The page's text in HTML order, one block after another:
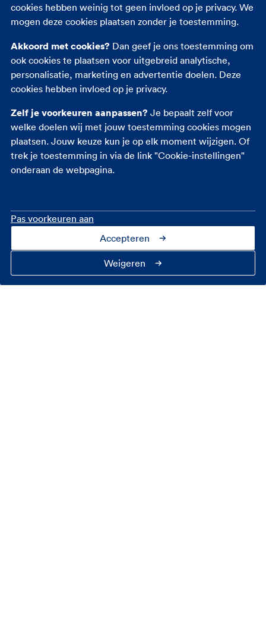
cookies hebben weinig tot geen invloed op je privacy. We
mogen deze cookies plaatsen zonder je toestemming.
Akkoord met cookies? Dan geef je ons toestemming om
ook cookies te plaatsen voor uitgebreid analytische,
personalisatie, marketing en advertentie doelen. Deze
cookies hebben invloed op je privacy.
Zelf je voorkeuren aanpassen? Je bepaalt zelf voor
welke doelen wij met jouw toestemming cookies mogen
plaatsen. Jouw keuze kun je op elk moment wijzigen. Of
trek je toestemming in via de link "Cookie-instellingen"
onderaan de webpagina.
Pas voorkeuren aan
Accepteren
Weigeren